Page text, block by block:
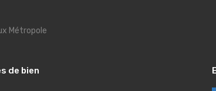
Métropole
de bien